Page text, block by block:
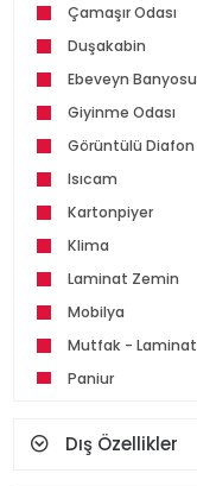
Makinesi
Çamaşır Odası
Duşakabin
Ebeveyn Banyosu
Giyinme Odası
Görüntülü Diafon
Isıcam
Kartonpiyer
Klima
Laminat Zemin
Mobilya
Mutfak - Laminat
Panjur
Set Üstü Ocak
Dış Özellikler